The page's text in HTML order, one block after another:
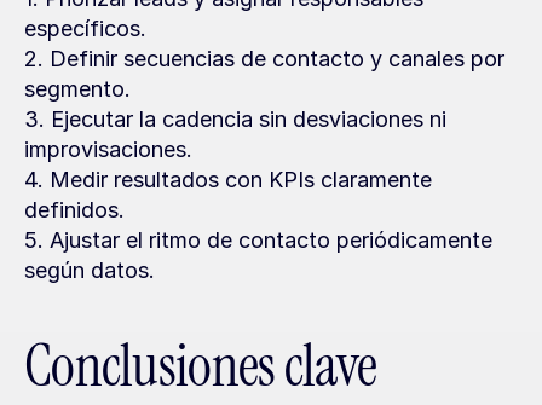
específicos.
2. Definir secuencias de contacto y canales por
segmento.
3. Ejecutar la cadencia sin desviaciones ni
improvisaciones.
4. Medir resultados con KPIs claramente
definidos.
5. Ajustar el ritmo de contacto periódicamente
según datos.
Conclusiones clave